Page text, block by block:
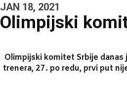
JAN 18, 2021
Olimpijski
Olimpijski komitet Srbije
trenera, 27. po redu, prvi put